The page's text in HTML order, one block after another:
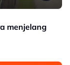
menjelang